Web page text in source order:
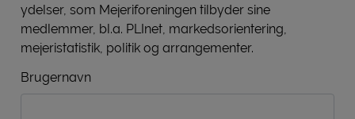
ydelser, som Mejeriforeningen tilbyder sine
medlemmer, bl.a. PLInet, markedsorientering,
mejeristatistik, politik og arrangementer.
Brugernavn